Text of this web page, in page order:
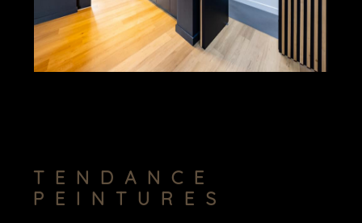
TENDANCE
PEINTURES